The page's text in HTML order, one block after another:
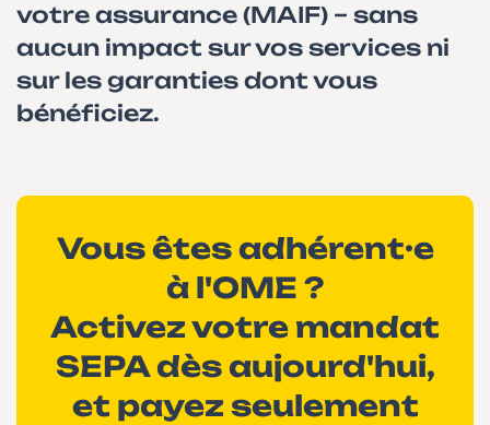
votre assurance (MAIF) – sans
aucun impact sur vos services ni
sur les garanties dont vous
bénéficiez.
Vous êtes adhérent·e
à l'OME ?
Activez votre mandat
SEPA dès aujourd'hui,
et payez seulement